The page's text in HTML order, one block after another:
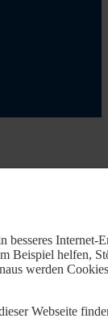
besseres
Beispiel helfen,
werden
Webseite